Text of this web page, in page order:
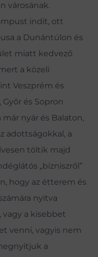
városának.
indít, ott
a Dunántúlon és
miatt kedvező
a közeli
Veszprém és
és Sopron
nyár és Balaton,
adottságokkal, a
töltik majd
„bizniszről”
hogy az étterem és
nyitva
vagy a kisebbet
venni, vagyis nem
a